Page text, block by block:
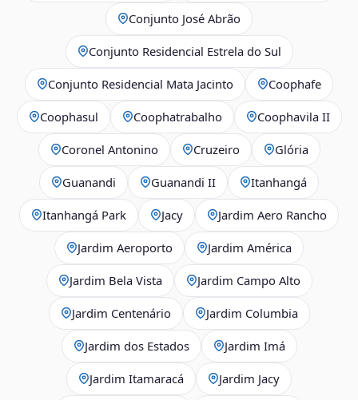
Conjunto José Abrão
Conjunto Residencial Estrela do Sul
Conjunto Residencial Mata Jacinto Coophafe
Coophasul Coophatrabalho Coophavila II
Coronel Antonino Cruzeiro Glória
Guanandi Guanandi II Itanhangá
Itanhangá Park Jacy Jardim Aero Rancho
Jardim Aeroporto Jardim América
Jardim Bela Vista Jardim Campo Alto
Jardim Centenário Jardim Columbia
Jardim dos Estados Jardim Imá
Jardim Itamaracá Jardim Jacy